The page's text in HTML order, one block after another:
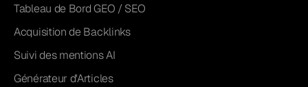
Tableau de Bord GEO / SEO
Acquisition de Backlinks
Suivi des mentions AI
Générateur d'Articles